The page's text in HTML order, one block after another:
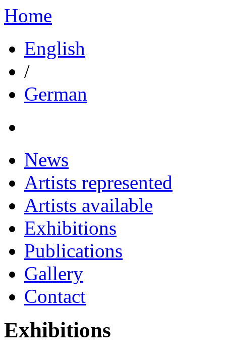
Home
English
/
German
News
Artists represented
Artists available
Exhibitions
Publications
Gallery
Contact
Exhibitions